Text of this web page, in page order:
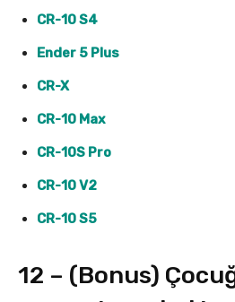
CR-10 S4
Ender 5 Plus
CR-X
CR-10 Max
CR-10S Pro
CR-10 V2
CR-10 S5
12 – (Bonus)